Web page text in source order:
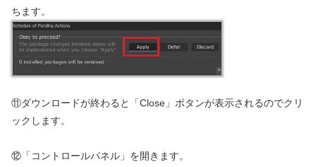
ちます。
⑪ダウンロードが終わると「Close」ボタンが表示されるのでクリ
ックします。
⑫「コントロールパネル」を開きます。